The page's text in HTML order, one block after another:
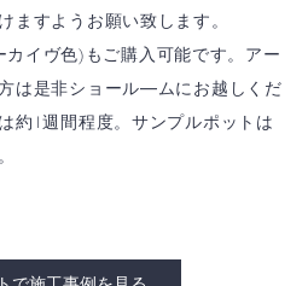
ますようお願い致します。
カイヴ色)もご購入可能です。アー
は是非ショール―ムにお越しくだ
約1週間程度。サンプルポットは